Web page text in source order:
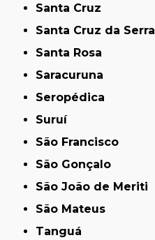
Santa Cruz
Santa Cruz da Serra
Santa Rosa
Saracuruna
Seropédica
Suruí
São Francisco
São Gonçalo
São João de Meriti
São Mateus
Tanguá